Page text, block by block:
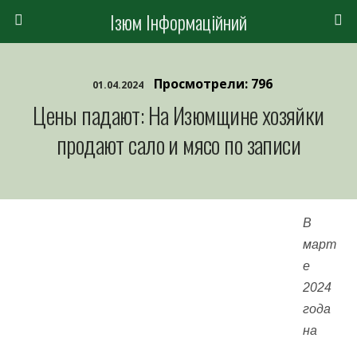
Ізюм Інформаційний
01.04.2024 Просмотрели: 796
Цены падают: На Изюмщине хозяйки
продают сало и мясо по записи
В
март
е
2024
года
на